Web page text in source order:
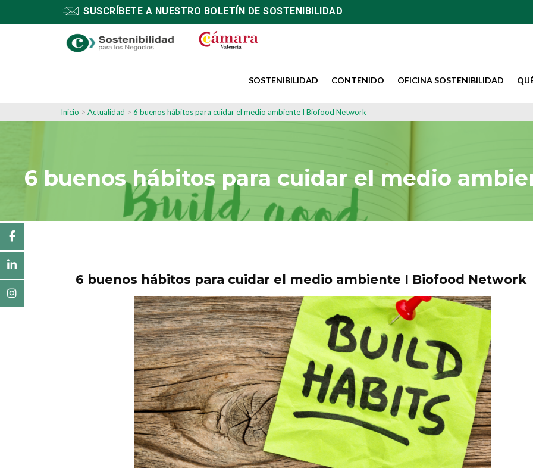
SUSCRÍBETE A NUESTRO BOLETÍN DE SOSTENIBILIDAD
SOSTENIBILIDAD CONTENIDO OFICINA SOSTENIBILIDAD
Inicio > Actualidad > 6 buenos hábitos para cuidar el medio ambiente I Biofood Network
6 buenos hábitos para cuidar el medio
6 buenos hábitos para cuidar el medio ambiente I Biofood Network